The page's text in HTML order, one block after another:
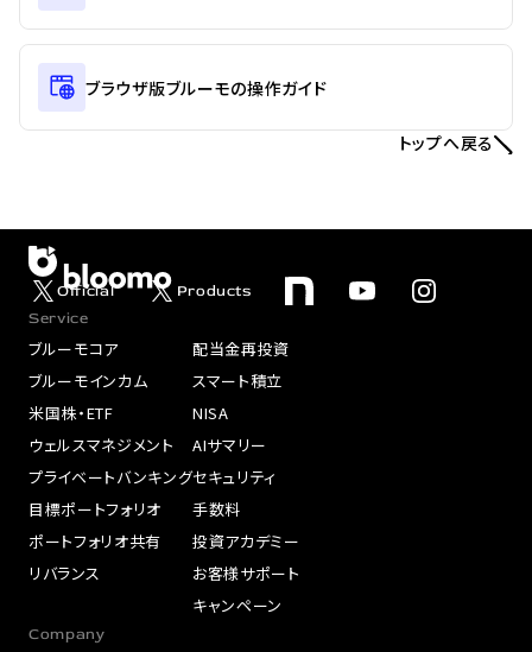
ブラウザ版ブルーモの操作ガイド
トップへ戻る
Official
Products
Service
ブルーモコア
ブルーモインカム
米国株・ETF
ウェルスマネジメント
プライベートバンキング
目標ポートフォリオ
ポートフォリオ共有
リバランス
配当金再投資
スマート積立
NISA
AIサマリー
セキュリティ
手数料
投資アカデミー
お客様サポート
キャンペーン
Company